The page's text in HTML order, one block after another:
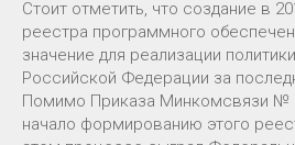
Стоит отметить, что создание в
реестра программного
значение для реализации
Российской Федерации за
Помимо Приказа Минкомсвязи №
начало формированию этого